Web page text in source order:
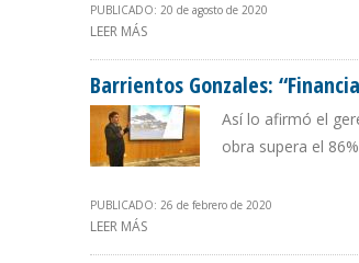
PUBLICADO: 20 de agosto de 2020
LEER MÁS
Barrientos Gonzales:
Así lo afirmó el
obra supera el
PUBLICADO: 26 de febrero de 2020
LEER MÁS